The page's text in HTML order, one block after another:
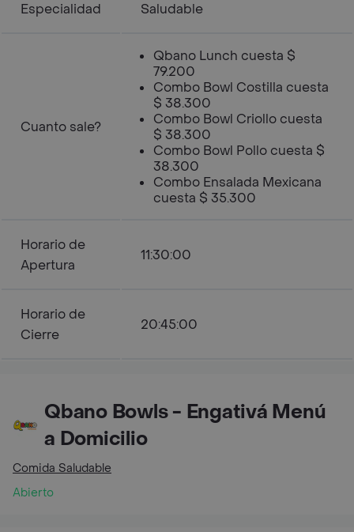
Especialidad Saludable
Cuanto sale?
Qbano Lunch cuesta $
79.200
Combo Bowl Costilla cuesta
$ 38.300
Combo Bowl Criollo cuesta
$ 38.300
Combo Bowl Pollo cuesta $
38.300
Combo Ensalada Mexicana
cuesta $ 35.300
Horario de
Apertura
11:30:00
Horario de
Cierre
20:45:00
Qbano Bowls - Engativá Menú
a Domicilio
Comida Saludable
Abierto